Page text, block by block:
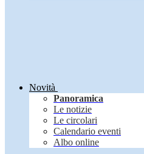
Novità
Panoramica
Le notizie
Le circolari
Calendario eventi
Albo online